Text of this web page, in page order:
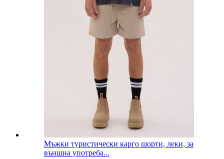
Мъжки туристически карго шорти, леки, за
външна употреба...